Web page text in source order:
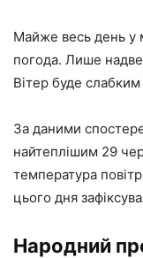
Майже весь день у
погода. Лише
Вітер буде
За даними
найтеплішим 29
температура
цього дня
Народний